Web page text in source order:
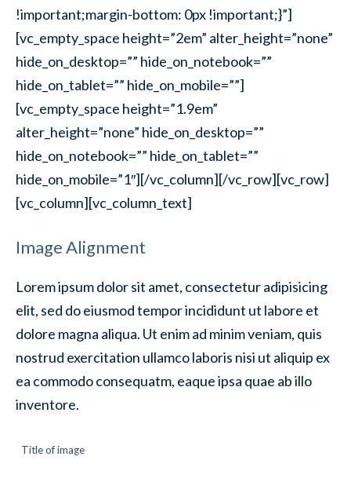
!important;margin-bottom: 0px !important;}”]
[vc_empty_space height=”2em” alter_height=”none”
hide_on_desktop=”” hide_on_notebook=””
hide_on_tablet=”” hide_on_mobile=””]
[vc_empty_space height=”1.9em”
alter_height=”none” hide_on_desktop=””
hide_on_notebook=”” hide_on_tablet=””
hide_on_mobile=”1″][/vc_column][/vc_row][vc_row]
[vc_column][vc_column_text]
Image Alignment
Lorem ipsum dolor sit amet, consectetur adipisicing
elit, sed do eiusmod tempor incididunt ut labore et
dolore magna aliqua. Ut enim ad minim veniam, quis
nostrud exercitation ullamco laboris nisi ut aliquip ex
ea commodo consequatm, eaque ipsa quae ab illo
inventore.
Title of image